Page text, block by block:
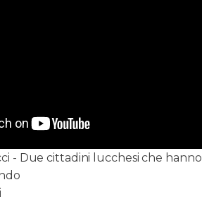
- Due cittadini lucchesi che hanno